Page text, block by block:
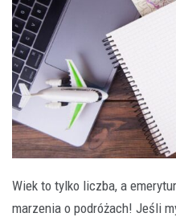
Wiek to tylko liczba, a
marzenia o podróżach! Jeśli